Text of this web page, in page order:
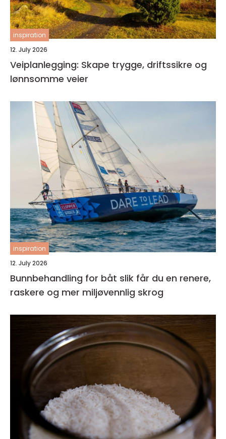
inspiration
12. July 2026
Veiplanlegging: Skape trygge, driftssikre og
lønnsomme veier
inspiration
12. July 2026
Bunnbehandling for båt slik får du en renere,
raskere og mer miljøvennlig skrog